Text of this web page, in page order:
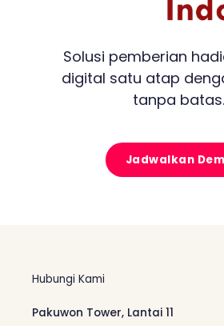
Solusi pemberian
digital satu atap
tanpa batas.
Jadwalkan
Hubungi Kami
Pakuwon Tower, Lantai 11